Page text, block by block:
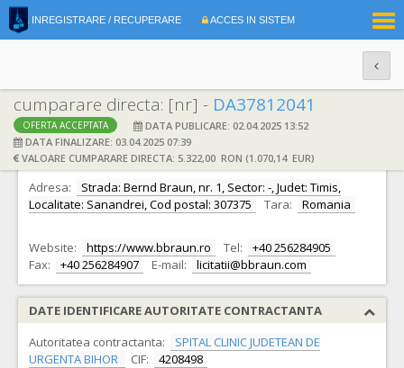
INREGISTRARE / RECUPERARE ACCES IN SISTEM
cumparare directa: [nr] - DA37812041
OFERTA ACCEPTATA
DATA PUBLICARE: 02.04.2025 13:52
DATA FINALIZARE: 03.04.2025 07:39
VALOARE CUMPARARE DIRECTA: 5.322,00 RON (1.070,14 EUR)
DATE IDENTIFICARE OFERTANT
Ofertant: S.C. B.BRAUN MEDICAL S.R.L. CIF:
11080242
Adresa:
Strada: Bernd Braun, nr. 1, Sector: -, Judet: Timis,
Localitate: Sanandrei, Cod postal: 307375
Tara: Romania
Website: https://www.bbraun.ro Tel:
+40 256284905
Fax:
+40 256284907 E-mail: licitatii@bbraun.com
DATE IDENTIFICARE AUTORITATE CONTRACTANTA
Autoritatea contractanta:
SPITAL CLINIC JUDETEAN DE
URGENTA BIHOR
CIF:
4208498